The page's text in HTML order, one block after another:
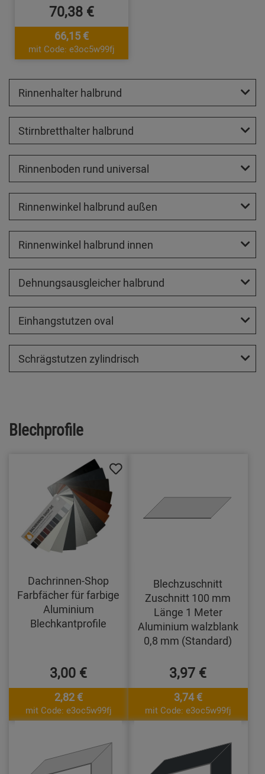
70,38 €
66,15 €
mit Code: e3oc5w99fj
Rinnenhalter halbrund
Stirnbretthalter halbrund
Rinnenboden rund universal
Rinnenwinkel halbrund außen
Rinnenwinkel halbrund innen
Dehnungsausgleicher halbrund
Einhangstutzen oval
Schrägstutzen zylindrisch
Blechprofile
Dachrinnen-Shop
Farbfächer für farbige
Aluminium
Blechkantprofile
3,00 €
2,82 €
mit Code: e3oc5w99fj
Blechzuschnitt
Zuschnitt 100 mm
Länge 1 Meter
Aluminium walzblank
0,8 mm (Standard)
3,97 €
3,74 €
mit Code: e3oc5w99fj